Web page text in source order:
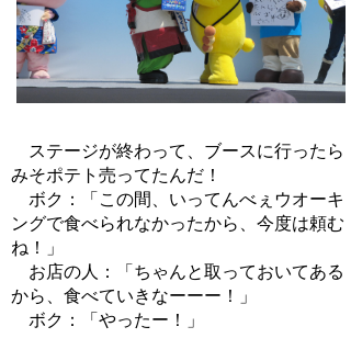
ステージが終わって、ブースに行ったら
みそポテト売ってたんだ！
ボク：「この間、いってんべぇウオーキ
ングで食べられなかったから、今度は頼む
ね！」
お店の人：「ちゃんと取っておいてある
から、食べていきなーーー！」
ボク：「やったー！」